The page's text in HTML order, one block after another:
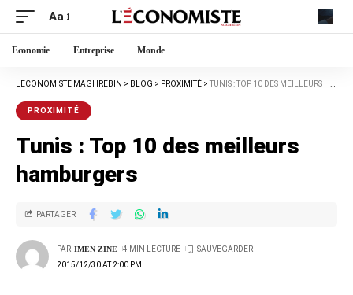
Aa
Economie Entreprise Monde
LECONOMISTE MAGHREBIN > BLOG > PROXIMITÉ >TUNIS : TOP 10 DES MEILLEURS HAMBURGERS
PROXIMITÉ
Tunis : Top 10 des meilleurs
hamburgers
2015/12/30 AT 2:00 PM
PAR IMEN ZINE 4 MIN LECTURE
PARTAGER